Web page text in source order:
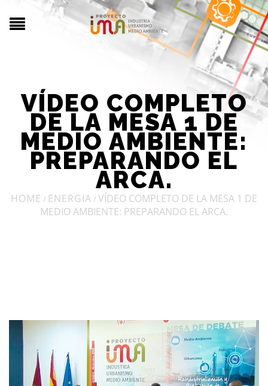
VÍDEO COMPLETO
DE LA MESA 1 DE
MEDIO AMBIENTE:
PREPARANDO EL
ARCA.
HOME / ENERGIA / VÍDEO COMPLETO DE LA MESA 1 DE
MEDIO AMBIENTE: PREPARANDO EL ARCA.